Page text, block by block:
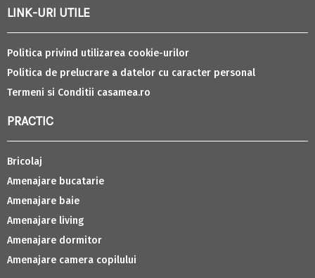
LINK-URI UTILE
Politica privind utilizarea cookie-urilor
Politica de prelucrare a datelor cu caracter personal
Termeni si Conditii casamea.ro
PRACTIC
Bricolaj
Amenajare bucatarie
Amenajare baie
Amenajare living
Amenajare dormitor
Amenajare camera copilului